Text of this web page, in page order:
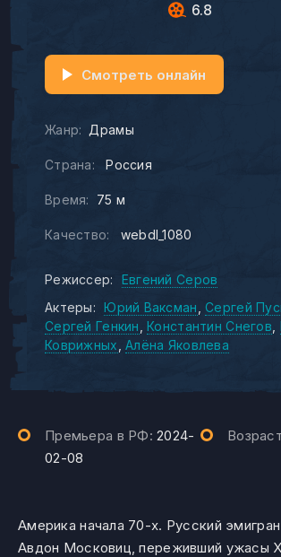
6.8
Жанр: Драмы
Страна: Россия
Время: 75 м
Качество: webdl_1080
Смотреть онлайн
Режиссер:
Евгений Серов
Актеры:
Юрий Ваксман
Сергей
Сергей Генкин
Константин Снегов
Коврижных Алёна Яковлева
Премьера в РФ:2024-
02-08
Америка начала 70-х. Русский
Авдон Московиц, переживший ужасы